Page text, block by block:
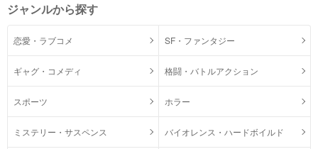
ジャンルから探す
恋愛・ラブコメ SF・ファンタジー
ギャグ・コメディ 格闘・バトルアクション
スポーツ ホラー
ミステリー・サスペンス バイオレンス・ハードボイルド